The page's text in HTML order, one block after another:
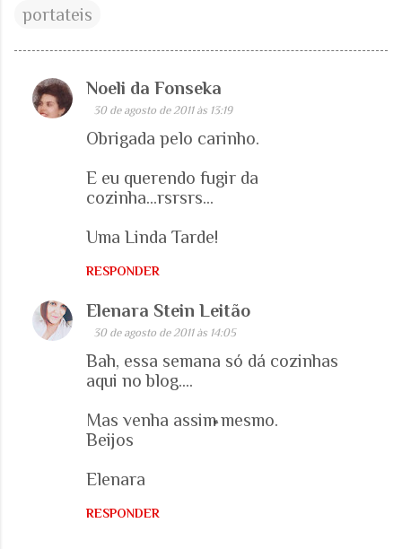
portateis
C
o
Noeli da Fonseka
30 de agosto de 2011 às 13:19
Obrigada pelo carinho.
E eu querendo fugir da
cozinha...rsrsrs...
Uma Linda Tarde!
RESPONDER
Elenara Stein Leitão
30 de agosto de 2011 às 14:05
Bah, essa semana só dá cozinhas
aqui no blog....
Mas venha assim mesmo.
Beijos
Elenara
RESPONDER